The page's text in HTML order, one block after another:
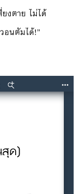
ยงตาย ไม่ได้
อนตัมได้!”